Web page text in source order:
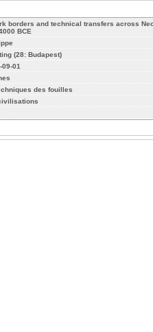
borders and technical transfers across
BCE
(28: Budapest)
01
des fouilles